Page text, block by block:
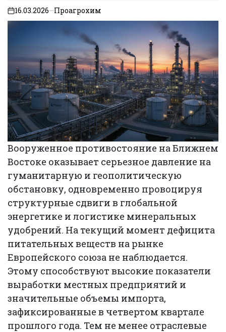
on16.03.2026 Проагрохим
Вооруженное противостояние на Ближнем
Востоке оказывает серьезное давление на
гуманитарную и геополитическую
обстановку, одновременно провоцируя
структурные сдвиги в глобальной
энергетике и логистике минеральных
удобрений. На текущий момент дефицита
питательных веществ на рынке
Европейского союза не наблюдается.
Этому способствуют высокие показатели
выработки местных предприятий и
значительные объемы импорта,
зафиксированные в четвертом квартале
прошлого года. Тем не менее отраслевые